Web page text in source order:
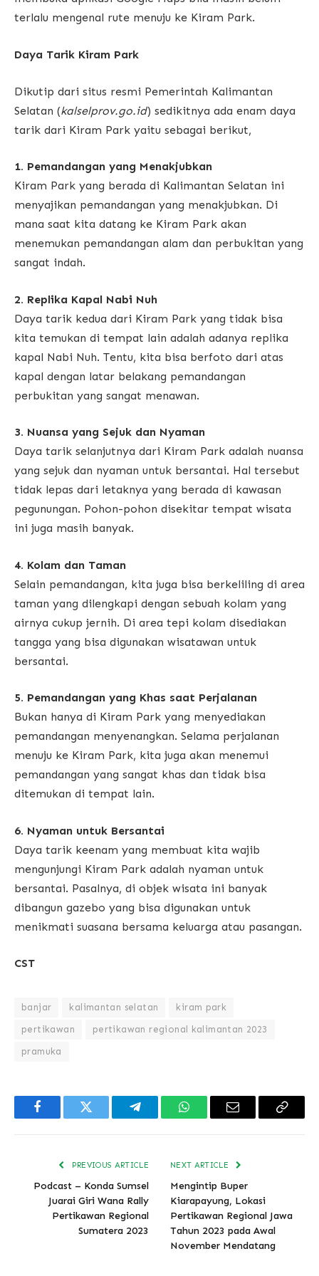
terlalu mengenal rute menuju ke Kiram Park.
Daya Tarik Kiram Park
Dikutip dari situs resmi Pemerintah Kalimantan
Selatan (kalselprov.go.id) sedikitnya ada enam daya
tarik dari Kiram Park yaitu sebagai berikut,
1. Pemandangan yang Menakjubkan
Kiram Park yang berada di Kalimantan Selatan ini
menyajikan pemandangan yang menakjubkan. Di
mana saat kita datang ke Kiram Park akan
menemukan pemandangan alam dan perbukitan yang
sangat indah.
2. Replika Kapal Nabi Nuh
Daya tarik kedua dari Kiram Park yang tidak bisa
kita temukan di tempat lain adalah adanya replika
kapal Nabi Nuh. Tentu, kita bisa berfoto dari atas
kapal dengan latar belakang pemandangan
perbukitan yang sangat menawan.
3. Nuansa yang Sejuk dan Nyaman
Daya tarik selanjutnya dari Kiram Park adalah nuansa
yang sejuk dan nyaman untuk bersantai. Hal tersebut
tidak lepas dari letaknya yang berada di kawasan
pegunungan. Pohon-pohon disekitar tempat wisata
ini juga masih banyak.
4. Kolam dan Taman
Selain pemandangan, kita juga bisa berkeliling di area
taman yang dilengkapi dengan sebuah kolam yang
airnya cukup jernih. Di area tepi kolam disediakan
tangga yang bisa digunakan wisatawan untuk
bersantai.
5. Pemandangan yang Khas saat Perjalanan
Bukan hanya di Kiram Park yang menyediakan
pemandangan menyenangkan. Selama perjalanan
menuju ke Kiram Park, kita juga akan menemui
pemandangan yang sangat khas dan tidak bisa
ditemukan di tempat lain.
6. Nyaman untuk Bersantai
Daya tarik keenam yang membuat kita wajib
mengunjungi Kiram Park adalah nyaman untuk
bersantai. Pasalnya, di objek wisata ini banyak
dibangun gazebo yang bisa digunakan untuk
menikmati suasana bersama keluarga atau pasangan.
CST
banjar kalimantan selatan kiram park
pertikawan pertikawan regional kalimantan 2023
pramuka
FacebookTwitter TelegramWhatsAppEmail
Copy
PREVIOUS ARTICLE
Podcast – Konda Sumsel
Juarai Giri Wana Rally
Pertikawan Regional
Sumatera 2023
NEXT ARTICLE
Mengintip Buper
Kiarapayung, Lokasi
Pertikawan Regional Jawa
Tahun 2023 pada Awal
November Mendatang